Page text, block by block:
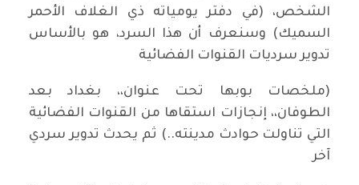
الشخص، (في دفتر يومياته ذي الغلاف الأحمر
السميك) وسنعرف أن هذا السرد، هو بالأساس
تدوير سرديات القنوات الفضائية
(ملخصات بوبها تحت عنوان،، بغداد بعد
الطوفان،، إنجازات استقاها من القنوات الفضائية
التي تناولت حوادث مدينته..) ثم يحدث تدوير سردي
آخر